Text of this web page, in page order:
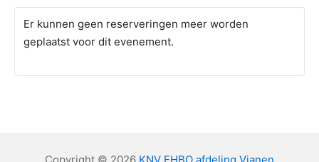
Er kunnen geen reserveringen meer worden
geplaatst voor dit evenement.